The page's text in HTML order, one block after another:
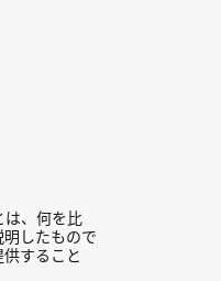
は、何を比
したもので
すること